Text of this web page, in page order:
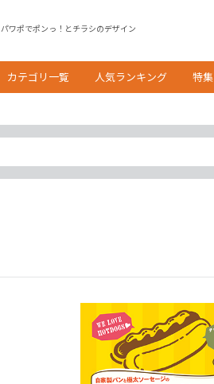
パワポでポンっ！とチラシのデザイン
カテゴリ一覧 人気ランキング 特集